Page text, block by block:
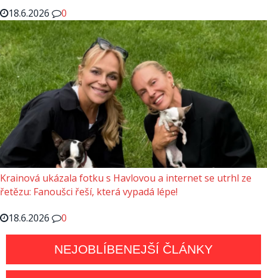
18.6.2026
0
Krainová ukázala fotku s Havlovou a internet se utrhl ze
řetězu: Fanoušci řeší, která vypadá lépe!
18.6.2026
0
NEJOBLÍBENEJŠÍ ČLÁNKY